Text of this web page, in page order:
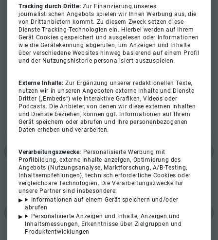
Tracking durch Dritte: Zur Finanzierung unseres
journalistischen Angebots spielen wir Ihnen Werbung aus, die
von Drittanbietern kommt. Zu diesem Zweck setzen diese
Dienste Tracking-Technologien ein. Hierbei werden auf Ihrem
Gerät Cookies gespeichert und ausgelesen oder Informationen
wie die Gerätekennung abgerufen, um Anzeigen und Inhalte
über verschiedene Websites hinweg basierend auf einem Profil
und der Nutzungshistorie personalisiert auszuspielen.
Externe Inhalte:Zur Ergänzung unserer redaktionellen Texte,
nutzen wir in unseren Angeboten externe Inhalte und Dienste
Dritter („Embeds“) wie interaktive Grafiken, Videos oder
Podcasts. Die Anbieter, von denen wir diese externen Inhalten
und Dienste beziehen, können ggf. Informationen auf Ihrem
Gerät speichern oder abrufen und Ihre personenbezogenen
Daten erheben und verarbeiten.
Verarbeitungszwecke: Personalisierte Werbung mit
Profilbildung, externe Inhalte anzeigen, Optimierung des
Angebots (Nutzungsanalyse, Marktforschung, A/B-Testing,
Inhaltsempfehlungen), technisch erforderliche Cookies oder
vergleichbare Technologien. Die Verarbeitungszwecke für
unsere Partner sind insbesondere:
Informationen auf einem Gerät speichern und/oder
abrufen
Personalisierte Anzeigen und Inhalte, Anzeigen und
Inhaltsmessungen, Erkenntnisse über Zielgruppen und
Produktentwicklungen